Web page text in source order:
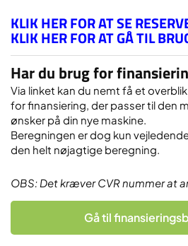
KLIK HER FOR AT SE
KLIK HER FOR AT GÅ TIL
Har du brug for
Via linket kan du nemt få et
for finansiering, der passer til den
ønsker på din nye maskine.
Beregningen er dog kun
den helt nøjagtige beregning.
OBS: Det kræver CVR nummer at
Gå til